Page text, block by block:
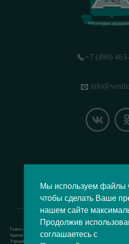
+7 (499)
Газета муниципального округа Восточное Измайлово.
Зарегистрировано Роскомнадзором свидетельство Эл № ФС77-73364
Учредитель — аппарат Совета депутатов муниципального округа
Мы используем файлы
чтобы сделать Ваше
нашем сайте
Продолжив
соглашаетесь с